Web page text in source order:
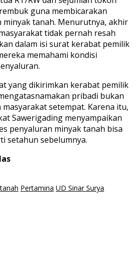
guna membicarakan
minyak tanah. Menurutnya, akhir
tidak pernah resah
dalam isi surat kerabat pemilik
memahami kondisi
yang dikirimkan kerabat pemilik
pribadi bukan
setempat. Karena itu,
Sawerigading menyampaikan
penyaluran minyak tanah bisa
setahun sebelumnya.
Pertamina UD Sinar Surya